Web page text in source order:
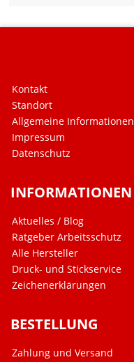
Kontakt
Standort
Allgemeine Informationen
Impressum
Datenschutz
INFORMATIONEN
Aktuelles / Blog
Ratgeber Arbeitsschutz
Alle Hersteller
Druck- und Stickservice
Zeichenerklärungen
BESTELLUNG
Zahlung und Versand